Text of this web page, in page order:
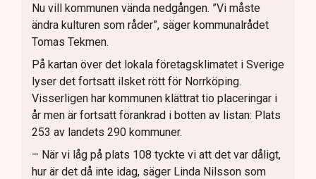
Nu vill kommunen vända nedgången. ”Vi måste
ändra kulturen som råder”, säger kommunalrådet
Tomas Tekmen.
På kartan över det lokala företagsklimatet i Sverige
lyser det fortsatt ilsket rött för Norrköping.
Visserligen har kommunen klättrat tio placeringar i
år men är fortsatt förankrad i botten av listan: Plats
253 av landets 290 kommuner.
– När vi låg på plats 108 tyckte vi att det var dåligt,
hur är det då inte idag, säger Linda Nilsson som